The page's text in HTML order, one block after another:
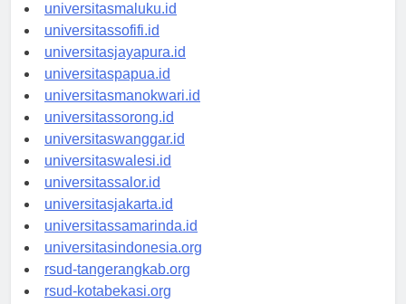
universitasmaluku.id
universitassofifi.id
universitasjayapura.id
universitaspapua.id
universitasmanokwari.id
universitassorong.id
universitaswanggar.id
universitaswalesi.id
universitassalor.id
universitasjakarta.id
universitassamarinda.id
universitasindonesia.org
rsud-tangerangkab.org
rsud-kotabekasi.org